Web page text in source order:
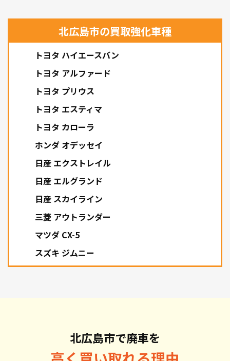
北広島市の買取強化車種
トヨタ ハイエースバン
トヨタ アルファード
トヨタ プリウス
トヨタ エスティマ
トヨタ カローラ
ホンダ オデッセイ
日産 エクストレイル
日産 エルグランド
日産 スカイライン
三菱 アウトランダー
マツダ CX-5
スズキ ジムニー
北広島市で廃車を